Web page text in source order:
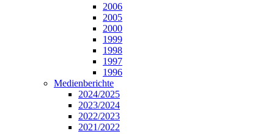
2006
2005
2000
1999
1998
1997
1996
Medienberichte
2024/2025
2023/2024
2022/2023
2021/2022